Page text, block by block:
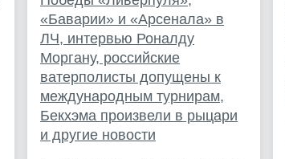
«Баварии» и «Арсенала» в
ЛЧ, интервью Роналду
Моргану, российские
ватерполисты допущены к
международным турнирам,
Бекхэма произвели в рыцари
и другие новости